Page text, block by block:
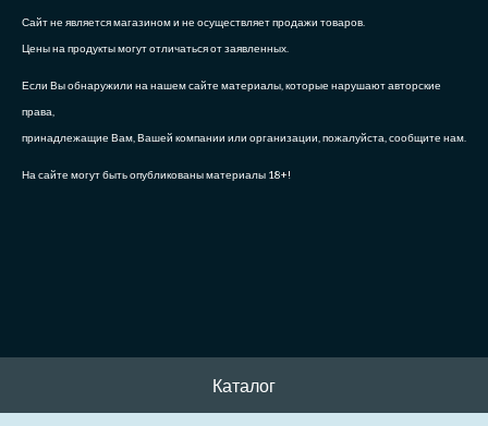
Сайт не является магазином и не осуществляет продажи товаров.
Цены на продукты могут отличаться от заявленных.
Если Вы обнаружили на нашем сайте материалы, которые нарушают авторские
права,
принадлежащие Вам, Вашей компании или организации, пожалуйста, сообщите нам.
На сайте могут быть опубликованы материалы 18+!
Каталог